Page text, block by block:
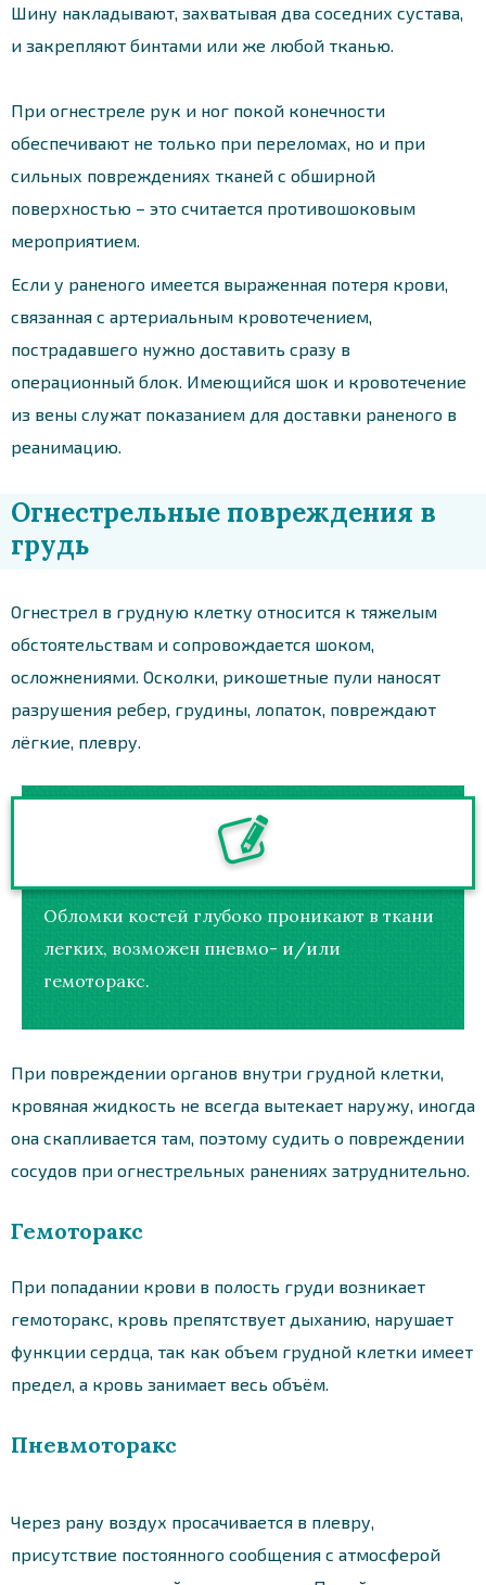
Шину накладывают, захватывая два соседних сустава,
и закрепляют бинтами или же любой тканью.
При огнестреле рук и ног покой конечности
обеспечивают не только при переломах, но и при
сильных повреждениях тканей с обширной
поверхностью – это считается противошоковым
мероприятием.
Если у раненого имеется выраженная потеря крови,
связанная с артериальным кровотечением,
пострадавшего нужно доставить сразу в
операционный блок. Имеющийся шок и кровотечение
из вены служат показанием для доставки раненого в
реанимацию.
Огнестрельные повреждения в
грудь
Огнестрел в грудную клетку относится к тяжелым
обстоятельствам и сопровождается шоком,
осложнениями. Осколки, рикошетные пули наносят
разрушения ребер, грудины, лопаток, повреждают
лёгкие, плевру.
Обломки костей глубоко проникают в ткани
легких, возможен пневмо- и/или
гемоторакс.
При повреждении органов внутри грудной клетки,
кровяная жидкость не всегда вытекает наружу, иногда
она скапливается там, поэтому судить о повреждении
сосудов при огнестрельных ранениях затруднительно.
Гемоторакс
При попадании крови в полость груди возникает
гемоторакс, кровь препятствует дыханию, нарушает
функции сердца, так как объем грудной клетки имеет
предел, а кровь занимает весь объём.
Пневмоторакс
Через рану воздух просачивается в плевру,
присутствие постоянного сообщения с атмосферой